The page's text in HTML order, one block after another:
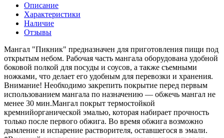
Описание
Характеристики
Наличие
Отзывы
Мангал "Пикник" предназначен для приготовления пищи под
открытым небом. Рабочая часть мангала оборудована удобной
боковой полкой для посуды и соусов, а также съемными
ножками, что делает его удобным для перевозки и хранения.
Внимание! Необходимо закрепить покрытие перед первым
использованием мангала по назначению — обжечь мангал не
менее 30 мин.Мангал покрыт термостойкой
кремнийорганической эмалью, которая набирает прочность
только после первого обжига. Во время обжига возможно
дымление и испарение растворителя, оставшегося в эмали.